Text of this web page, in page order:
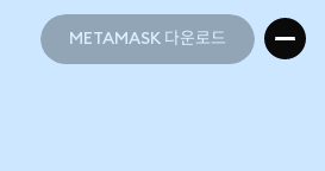
METAMASK 다운로드